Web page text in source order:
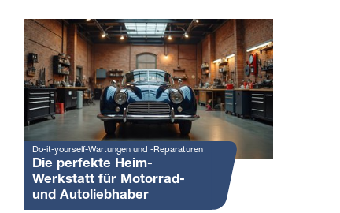
Do-it-yourself-Wartungen und -Reparaturen
Die perfekte Heim-
Werkstatt für Motorrad-
und Autoliebhaber